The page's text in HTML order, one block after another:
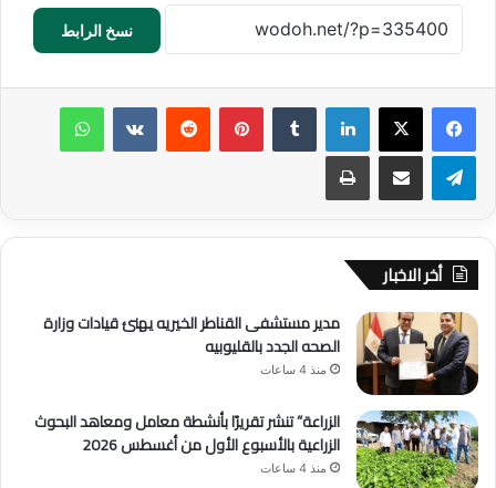
نسخ الرابط
لينكدإن بينتيريست
أخر الاخبار
مدير مستشفى القناطر الخيريه يهنئ قيادات وزارة
الصحه الجدد بالقليوبيه
منذ 4 ساعات
الزراعة” تنشر تقريرًا بأنشطة معامل ومعاهد البحوث
الزراعية بالأسبوع الأول من أغسطس 2026
منذ 4 ساعات